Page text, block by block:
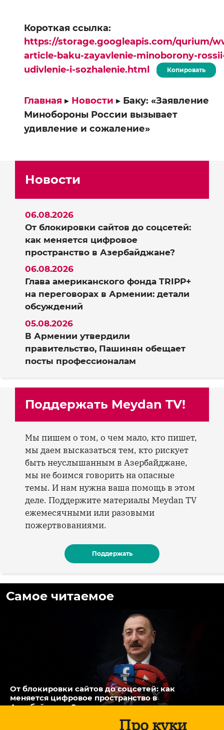
Про куки
Короткая ссылка:
https://storage.googleapis.com/qurium/
article-baku-zayavlenie-minoborony-
udivlenie-i-sozhalenie.html
Копировать
Главная ▸ Новости ▸ Баку: «Заявление
Минобороны России вызывает
удивление и сожаление»
Новости
От блокировки сайтов до соцсетей:
как меняется цифровое
пространство в Азербайджане?
06.08.2026
Глава американского фонда TRIPP+
на переговорах в Армении: детали
обсуждений
06.08.2026
В Армении утвердили
правительство, Пашинян обещает
посты профессионалам
05.08.2026
Поддержать Meydan TV!
Мы пишем о том, о чем мало, кто пишет,
мы даем высказаться тем, кто рискует
быть неуслышанным в Азербайджане,
мы не боимся говорить на опасные
темы. И нам нужна ваша помощь в этом
деле. Поддержите материалы Meydan TV
ежемесячными или разовыми
пожертвованиями.
Поддержать
Самое читаемое
От блокировки сайтов до соцсетей: как
меняется цифровое пространство в
Азербайджане?